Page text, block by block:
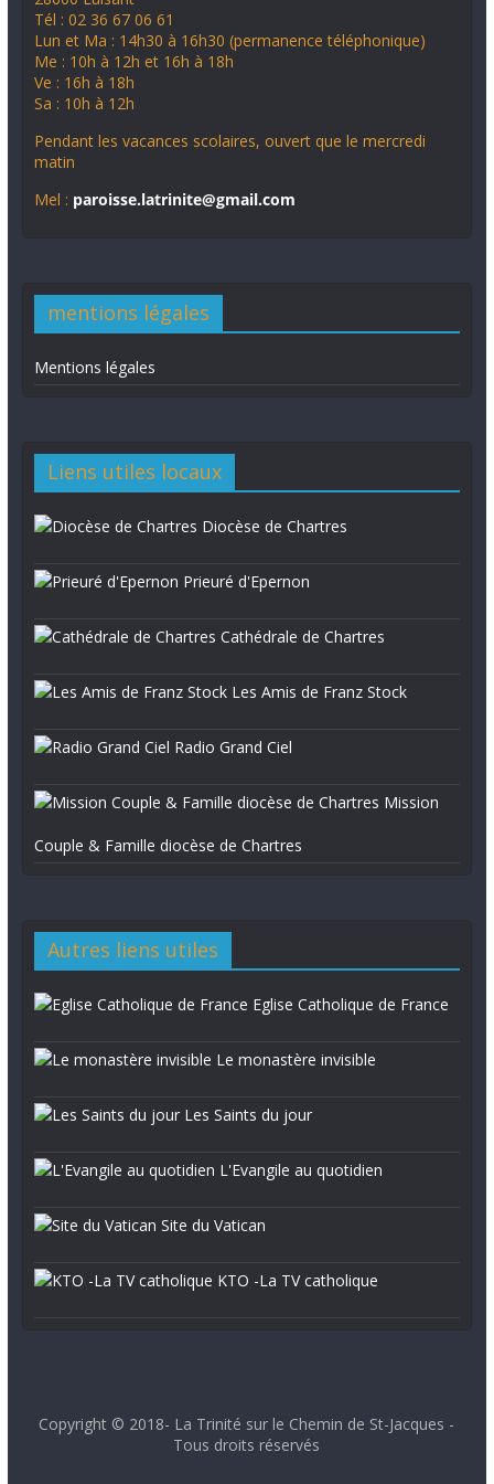
Tél : 02 36 67 06 61
Lun et Ma : 14h30 à 16h30 (permanence téléphonique)
Me : 10h à 12h et 16h à 18h
Ve : 16h à 18h
Sa : 10h à 12h
Pendant les vacances scolaires, ouvert que le mercredi
matin
Mel : paroisse.latrinite@gmail.com
mentions légales
Mentions légales
Liens utiles locaux
Diocèse de Chartres
Prieuré d'Epernon
Cathédrale de Chartres
Les Amis de Franz Stock
Radio Grand Ciel
Mission
Couple & Famille diocèse de Chartres
Autres liens utiles
Eglise Catholique de France
Le monastère invisible
Les Saints du jour
L'Evangile au quotidien
Site du Vatican
KTO -La TV catholique
Copyright © 2018- La Trinité sur le Chemin de St-Jacques -
Tous droits réservés